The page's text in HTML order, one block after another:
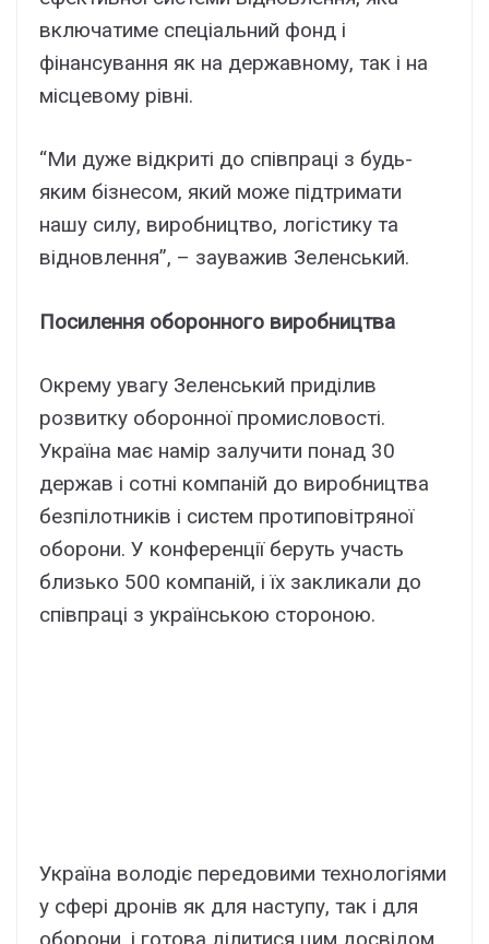
включатиме спеціальний фонд і
фінансування як на державному, так і на
місцевому рівні.
“Ми дуже відкриті до співпраці з будь-
яким бізнесом, який може підтримати
нашу силу, виробництво, логістику та
відновлення”, – зауважив Зеленський.
Посилення оборонного виробництва
Окрему увагу Зеленський приділив
розвитку оборонної промисловості.
Україна має намір залучити понад 30
держав і сотні компаній до виробництва
безпілотників і систем протиповітряної
оборони. У конференції беруть участь
близько 500 компаній, і їх закликали до
співпраці з українською стороною.
Україна володіє передовими технологіями
у сфері дронів як для наступу, так і для